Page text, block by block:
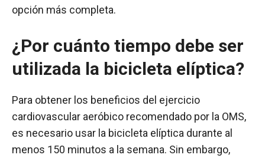
opción más completa.
¿Por cuánto tiempo debe ser
utilizada la bicicleta elíptica?
Para obtener los beneficios del ejercicio
cardiovascular aeróbico recomendado por la OMS,
es necesario usar la bicicleta elíptica durante al
menos 150 minutos a la semana. Sin embargo,